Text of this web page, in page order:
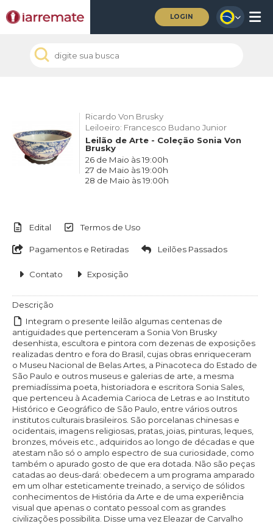
LOGIN
Ricardo Von Brusky
Leiloeiro: Francesco Budano Junior
Leilão de Arte - Coleção Sonia Von
Brusky
26 de Maio às 19:00h
27 de Maio às 19:00h
28 de Maio às 19:00h
Edital Termos de Uso
Pagamentos e Retiradas Leilões Passados
Contato Exposição
Descrição
Integram o presente leilão algumas centenas de
antiguidades que pertenceram a Sonia Von Brusky
desenhista, escultora e pintora com dezenas de exposições
realizadas dentro e fora do Brasil, cujas obras enriqueceram
o Museu Nacional de Belas Artes, a Pinacoteca do Estado de
São Paulo e outros museus e galerias de arte, a mesma
premiadíssima poeta, historiadora e escritora Sonia Sales,
que pertenceu à Academia Carioca de Letras e ao Instituto
Histórico e Geográfico de São Paulo, entre vários outros
institutos culturais brasileiros. São porcelanas chinesas e
ocidentais, imagens religiosas, pratas, joias, pinturas, leques,
bronzes, móveis etc., adquiridos ao longo de décadas e que
atestam não só o amplo espectro de sua curiosidade, como
também o apurado gosto de que era dotada. Não são peças
catadas ao deus-dará: obedecem a um programa amparado
em um olhar esteticamente treinado, a serviço de sólidos
conhecimentos de História da Arte e de uma experiência
visual que apenas o contato pessoal com as grandes
civilizações possibilita. Disse uma vez Eleazar de Carvalho